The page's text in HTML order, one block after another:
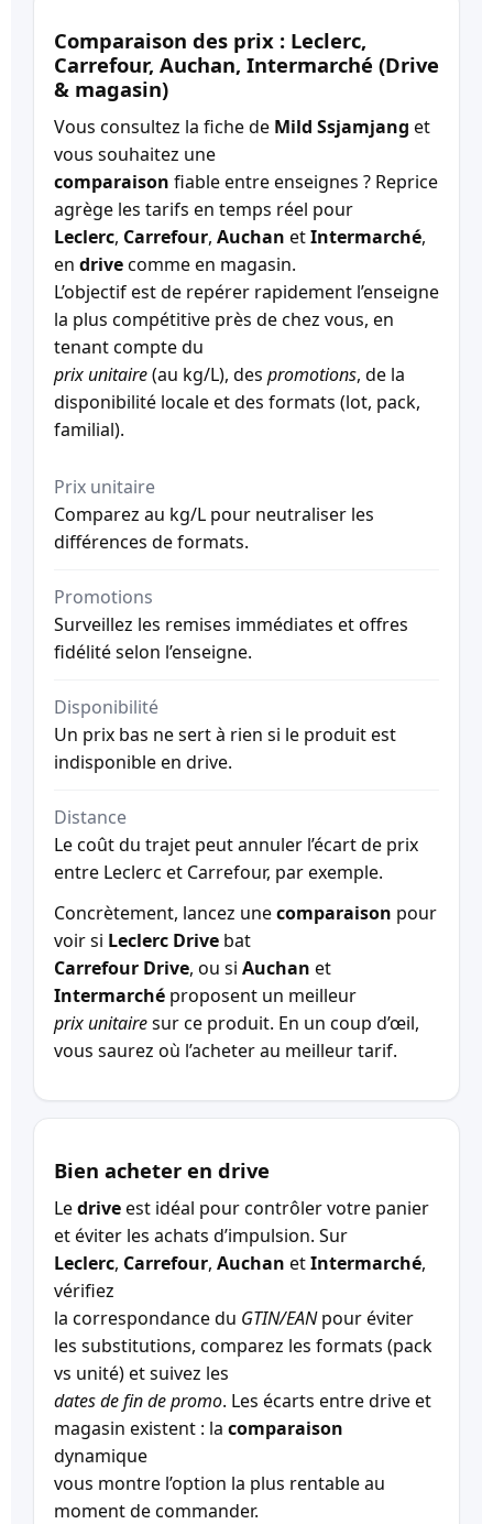
Comparaison des prix : Leclerc,
Carrefour, Auchan, Intermarché (Drive
& magasin)
Vous consultez la fiche de Mild Ssjamjang et
vous souhaitez une
comparaison fiable entre enseignes ? Reprice
agrège les tarifs en temps réel pour
Leclerc, Carrefour, Auchan etIntermarché,
en drivecomme en magasin.
L’objectif est de repérer rapidement l’enseigne
la plus compétitive près de chez vous, en
tenant compte du
prix unitaire(au kg/L), des promotions, de la
disponibilité locale et des formats (lot, pack,
familial).
Prix unitaire
Comparez au kg/L pour neutraliser les
différences de formats.
Promotions
Surveillez les remises immédiates et offres
fidélité selon l’enseigne.
Disponibilité
Un prix bas ne sert à rien si le produit est
indisponible en drive.
Distance
Le coût du trajet peut annuler l’écart de prix
entre Leclerc et Carrefour, par exemple.
Concrètement, lancez unecomparaison pour
voir si Leclerc Drive bat
Carrefour Drive, ou si Auchan et
Intermarché proposent un meilleur
prix unitairesur ce produit. En un coup d’œil,
vous saurez où l’acheter au meilleur tarif.
Bien acheter en drive
Ledriveest idéal pour contrôler votre panier
et éviter les achats d’impulsion. Sur
Leclerc, Carrefour, Auchan etIntermarché,
vérifiez
la correspondance du GTIN/EANpour éviter
les substitutions, comparez les formats (pack
vs unité) et suivez les
dates de fin de promo. Les écarts entre drive et
magasin existent : la comparaison
dynamique
vous montre l’option la plus rentable au
moment de commander.